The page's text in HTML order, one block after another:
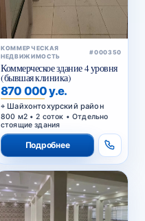
КОММЕРЧЕСКАЯ
НЕДВИЖИМОСТЬ
#000350
Коммерческое здание 4 уровня
(бывшая клиника)
870 000 у.е.
Шайхонтохурский район
800 м2 • 2 соток • Отдельно
стоящие здания
Подробнее